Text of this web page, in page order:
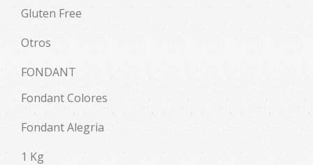
Gluten Free
Otros
FONDANT
Fondant Colores
Fondant Alegria
1 Kg